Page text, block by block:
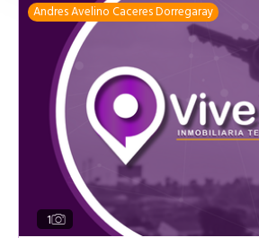
Andres Avelino Caceres Dorregaray
1